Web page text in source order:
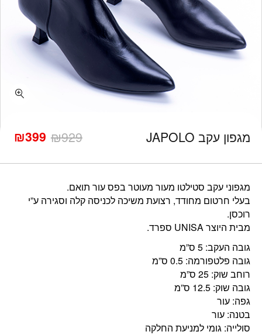
מגפון עקב JAPOLO ₪929
המחיר
המקורי
₪929.
₪399 המחיר
הנוכחי
₪399.
מגפוני עקב סטילטו מעור מעוטר בפס עור תואם.
בעלי חרטום מחודד, רצועת משיכה לכניסה קלה וסגירה ע”י
רוכסן.
מבית היוצר UNISA ספרד.
גובה העקב: 5 ס”מ
גובה פלטפורמה: 0.5 ס”מ
רוחב שוק: 25 ס”מ
גובה שוק: 12.5 ס”מ
גפה: עור
בטנה: עור
סולייה: גומי למניעת החלקה